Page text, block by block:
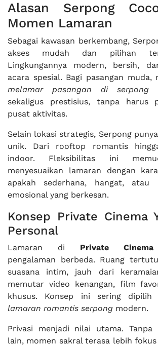
Alasan Serpong
Momen Lamaran
Sebagai kawasan berkembang,
akses mudah dan pilihan
Lingkungannya modern, bersih,
acara spesial. Bagi pasangan muda,
melamar pasangan di serpong
sekaligus prestisius, tanpa harus
pusat aktivitas.
Selain lokasi strategis, Serpong
unik. Dari rooftop romantis
indoor. Fleksibilitas ini
menyesuaikan lamaran dengan
apakah sederhana, hangat, atau
emosional yang berkesan.
Konsep Private Cinema
Personal
Lamaran di Private Cinema
pengalaman berbeda. Ruang
suasana intim, jauh dari
memutar video kenangan, film
khusus. Konsep ini sering dipilih
lamaran romantis serpong modern.
Privasi menjadi nilai utama. Tanpa
lain, momen sakral terasa lebih